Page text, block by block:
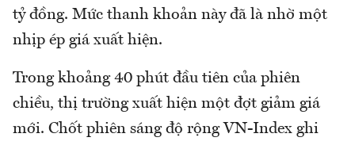
tỷ đồng. Mức thanh khoản này đã là nhờ một
nhịp ép giá xuất hiện.
Trong khoảng 40 phút đầu tiên của phiên
chiều, thị trường xuất hiện một đợt giảm giá
mới. Chốt phiên sáng độ rộng VN-Index ghi